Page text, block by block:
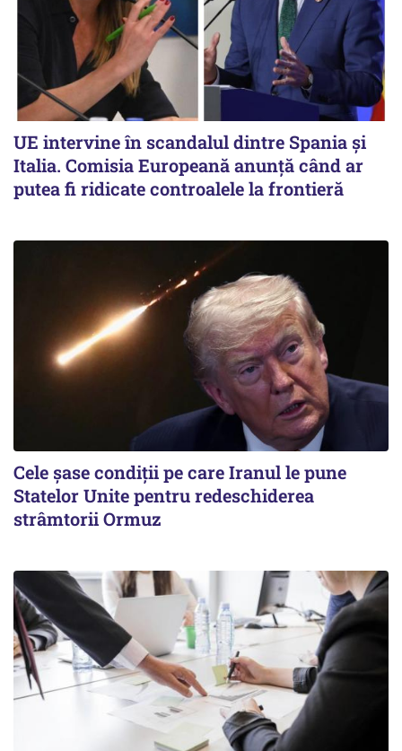
UE intervine în scandalul dintre Spania și
Italia. Comisia Europeană anunță când ar
putea fi ridicate controalele la frontieră
Cele șase condiții pe care Iranul le pune
Statelor Unite pentru redeschiderea
strâmtorii Ormuz